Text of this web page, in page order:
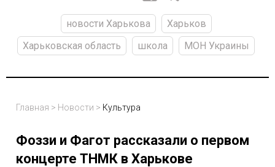
новости Харькова
Харьков
Харьковская область
школа МОН Украины
Главная > Новости > Культура
Фоззи и Фагот рассказали о первом
концерте ТНМК в Харькове